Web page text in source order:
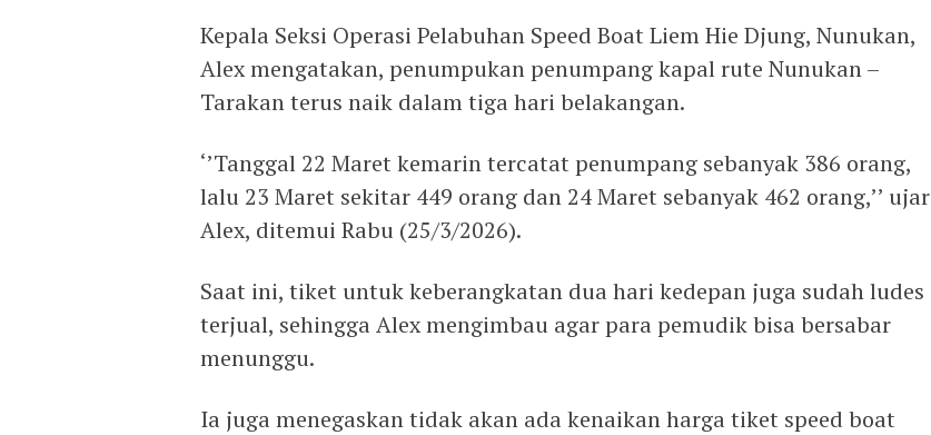
Kepala Seksi Operasi Pelabuhan Speed Boat Liem Hie Djung, Nunukan,
Alex mengatakan, penumpukan penumpang kapal rute Nunukan –
Tarakan terus naik dalam tiga hari belakangan.
‘’Tanggal 22 Maret kemarin tercatat penumpang sebanyak 386 orang,
lalu 23 Maret sekitar 449 orang dan 24 Maret sebanyak 462 orang,’’ ujar
Alex, ditemui Rabu (25/3/2026).
Saat ini, tiket untuk keberangkatan dua hari kedepan juga sudah ludes
terjual, sehingga Alex mengimbau agar para pemudik bisa bersabar
menunggu.
Ia juga menegaskan tidak akan ada kenaikan harga tiket speed boat